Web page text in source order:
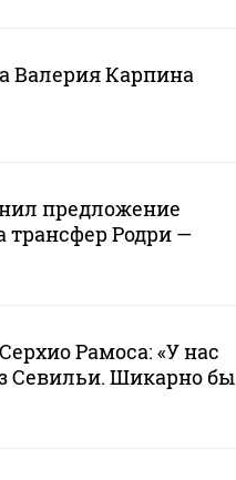
Валерия Карпина
предложение
трансфер Родри —
Рамоса: «У нас
Севильи. Шикарно бы